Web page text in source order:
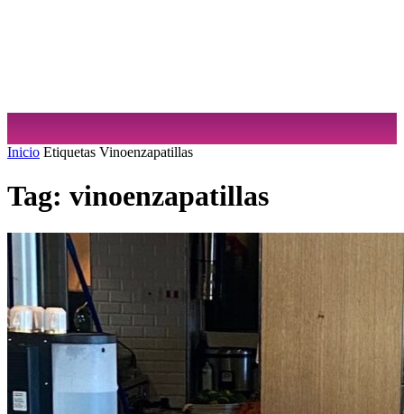
Sabrina Cuculiansky
Inicio Etiquetas Vinoenzapatillas
Tag: vinoenzapatillas